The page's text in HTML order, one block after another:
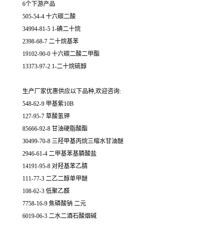
6个下游产品
505-54-4 十六碳二酸
34994-81-5 1-碘二十烷
2398-68-7 二十烷基苯
19102-90-0 十六碳二酸二甲酯
13373-97-2 1-二十烷硫醇
生产厂家优惠供应以下品种,欢迎咨询:
548-62-9 甲基紫10B
127-95-7 草酸氢钾
85666-92-8 甘油硬脂酸酯
30499-70-8 三羟甲基丙烷三缩水甘油醚
2946-61-4 二甲基苯基膦酸盐
14191-95-8 对羟基苯乙腈
111-77-3 二乙二醇单甲醚
108-62-3 低聚乙醛
7758-16-9 焦磷酸钠 二元
6019-06-3 二水二酒石酸烟碱